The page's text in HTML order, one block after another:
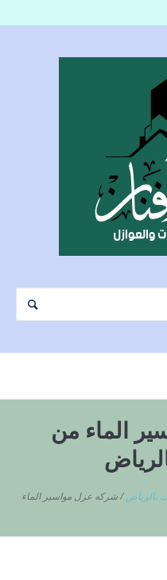
الماء من
/شركه عزل مواسير الماء